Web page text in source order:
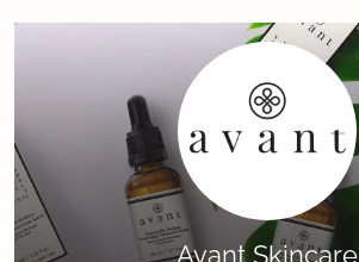
Avant Skincare